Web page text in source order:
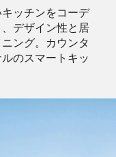
ッチンをコーデ
デザイン性と居
ング。カウンタ
のスマートキッ